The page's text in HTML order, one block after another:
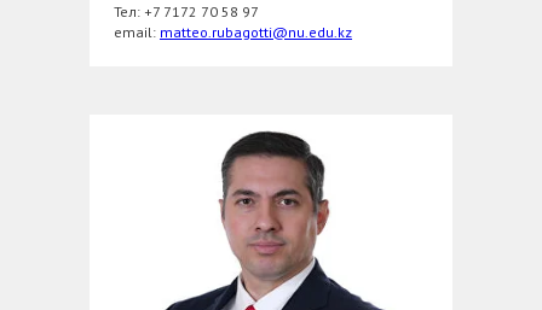
Тел: +7 7172 70 58 97
еmail: matteo.rubagotti@nu.edu.kz